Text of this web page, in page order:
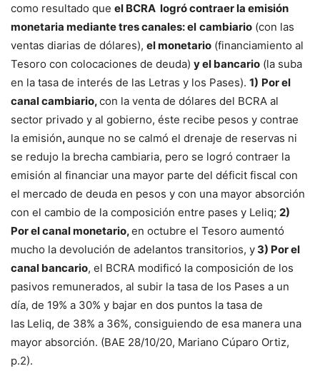
como resultado que el BCRA logró contraer la emisión
monetaria mediante tres canales: el cambiario (con las
ventas diarias de dólares), el monetario (financiamiento al
Tesoro con colocaciones de deuda) y el bancario (la suba
en la tasa de interés de las Letras y los Pases). 1) Por el
canal cambiario,con la venta de dólares del BCRA al
sector privado y al gobierno, éste recibe pesos y contrae
la emisión,aunque no se calmó el drenaje de reservas ni
se redujo la brecha cambiaria, pero se logró contraer la
emisión al financiar una mayor parte del déficit fiscal con
el mercado de deuda en pesos y con una mayor absorción
con el cambio de la composición entre pases y Leliq; 2)
Por el canal monetario,en octubre el Tesoro aumentó
mucho la devolución de adelantos transitorios, y 3) Por el
canal bancario, el BCRA modificó la composición de los
pasivos remunerados, al subir la tasa de los Pases a un
día, de 19% a 30% y bajar en dos puntos la tasa de
las Leliq, de 38% a 36%, consiguiendo de esa manera una
mayor absorción. (BAE 28/10/20, Mariano Cúparo Ortiz,
p.2).